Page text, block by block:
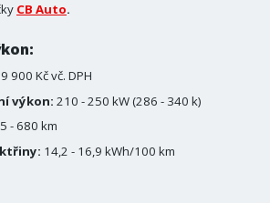
CB Auto.
900 Kč vč. DPH
výkon: 210 - 250 kW (286 - 340 k)
- 680 km
14,2 - 16,9 kWh/100 km